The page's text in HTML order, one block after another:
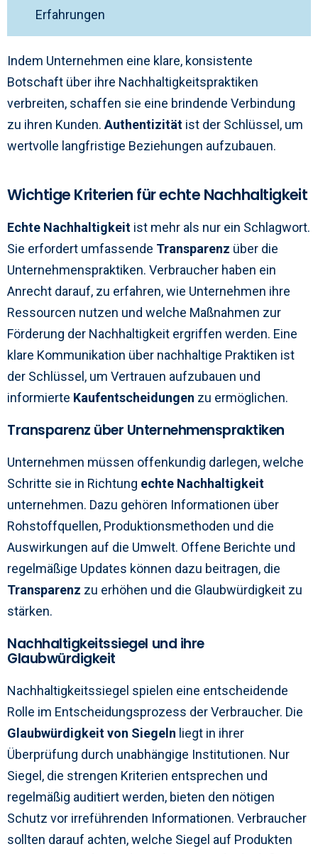
Erfahrungen
Indem Unternehmen eine klare, konsistente
Botschaft über ihre Nachhaltigkeitspraktiken
verbreiten, schaffen sie eine brindende Verbindung
zu ihren Kunden. Authentizität ist der Schlüssel, um
wertvolle langfristige Beziehungen aufzubauen.
Wichtige Kriterien für echte Nachhaltigkeit
Echte Nachhaltigkeit ist mehr als nur ein Schlagwort.
Sie erfordert umfassende Transparenz über die
Unternehmenspraktiken. Verbraucher haben ein
Anrecht darauf, zu erfahren, wie Unternehmen ihre
Ressourcen nutzen und welche Maßnahmen zur
Förderung der Nachhaltigkeit ergriffen werden. Eine
klare Kommunikation über nachhaltige Praktiken ist
der Schlüssel, um Vertrauen aufzubauen und
informierte Kaufentscheidungen zu ermöglichen.
Transparenz über Unternehmenspraktiken
Unternehmen müssen offenkundig darlegen, welche
Schritte sie in Richtung echte Nachhaltigkeit
unternehmen. Dazu gehören Informationen über
Rohstoffquellen, Produktionsmethoden und die
Auswirkungen auf die Umwelt. Offene Berichte und
regelmäßige Updates können dazu beitragen, die
Transparenz zu erhöhen und die Glaubwürdigkeit zu
stärken.
Nachhaltigkeitssiegel und ihre
Glaubwürdigkeit
Nachhaltigkeitssiegel spielen eine entscheidende
Rolle im Entscheidungsprozess der Verbraucher. Die
Glaubwürdigkeit von Siegeln liegt in ihrer
Überprüfung durch unabhängige Institutionen. Nur
Siegel, die strengen Kriterien entsprechen und
regelmäßig auditiert werden, bieten den nötigen
Schutz vor irreführenden Informationen. Verbraucher
sollten darauf achten, welche Siegel auf Produkten